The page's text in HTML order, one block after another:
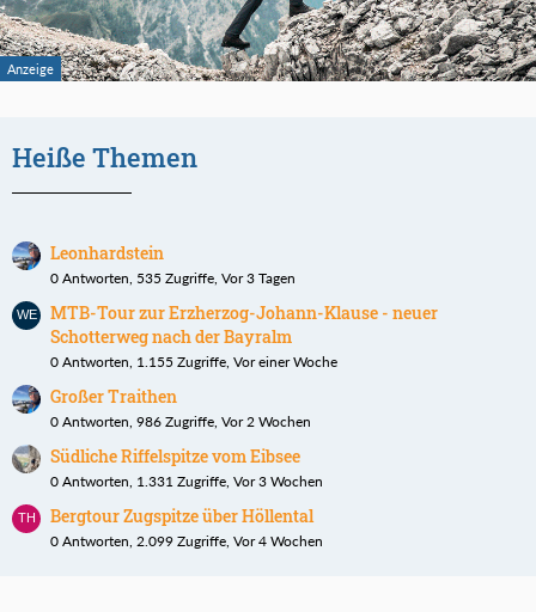
Heiße Themen
Leonhardstein
0 Antworten, 535 Zugriffe, Vor 3 Tagen
MTB-Tour zur Erzherzog-Johann-Klause - neuer
Schotterweg nach der Bayralm
0 Antworten, 1.155 Zugriffe, Vor einer Woche
Großer Traithen
0 Antworten, 986 Zugriffe, Vor 2 Wochen
Südliche Riffelspitze vom Eibsee
0 Antworten, 1.331 Zugriffe, Vor 3 Wochen
Bergtour Zugspitze über Höllental
0 Antworten, 2.099 Zugriffe, Vor 4 Wochen